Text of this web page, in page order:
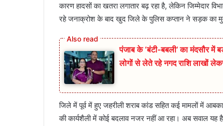
कारण हादसों का खतरा लगातार बढ़ रहा है, लेकिन जिम्मेदार
रहे जनाक्रोश के बाद खुद जिले के पुलिस कप्तान ने सड़क का
पंजाब के ‘बंटी-बबली’ का मंदसौर में
लोगों से लेते रहे नगद राशि लाखों
जिले में पूर्व में हुए जहरीली शराब कांड सहित कई मामलों में
की कार्यशैली में कोई बदलाव नजर नहीं आ रहा। अब सवाल यह